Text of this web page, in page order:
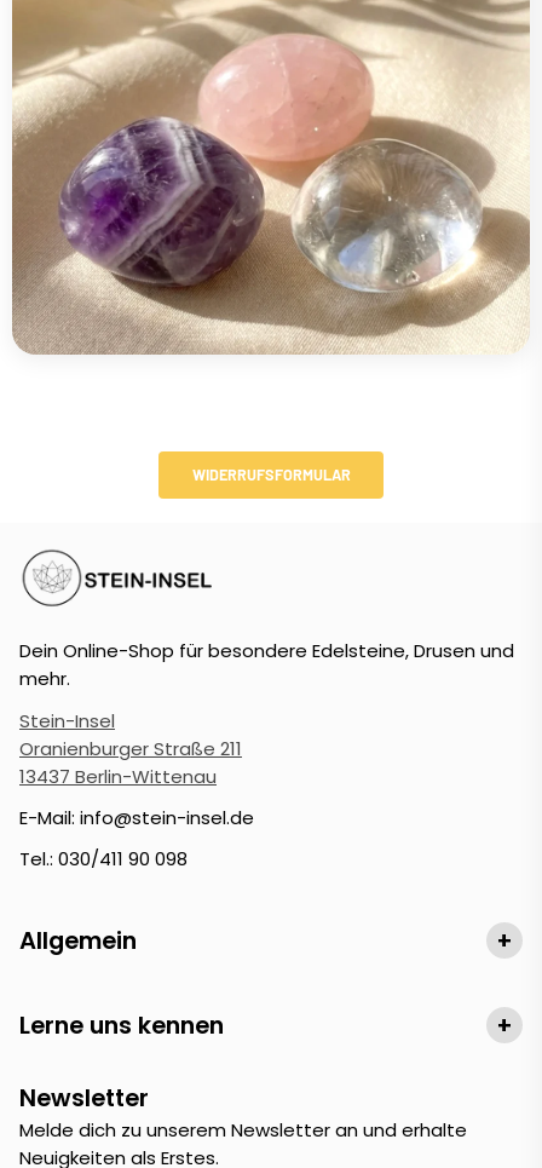
WIDERRUFSFORMULAR
Dein Online-Shop für besondere Edelsteine, Drusen und
mehr.
Stein-Insel
Oranienburger Straße 211
13437 Berlin-Wittenau
E-Mail: info@stein-insel.de
Tel.: 030/411 90 098
Allgemein +
Lerne uns kennen +
Newsletter
Melde dich zu unserem Newsletter an und erhalte
Neuigkeiten als Erstes.